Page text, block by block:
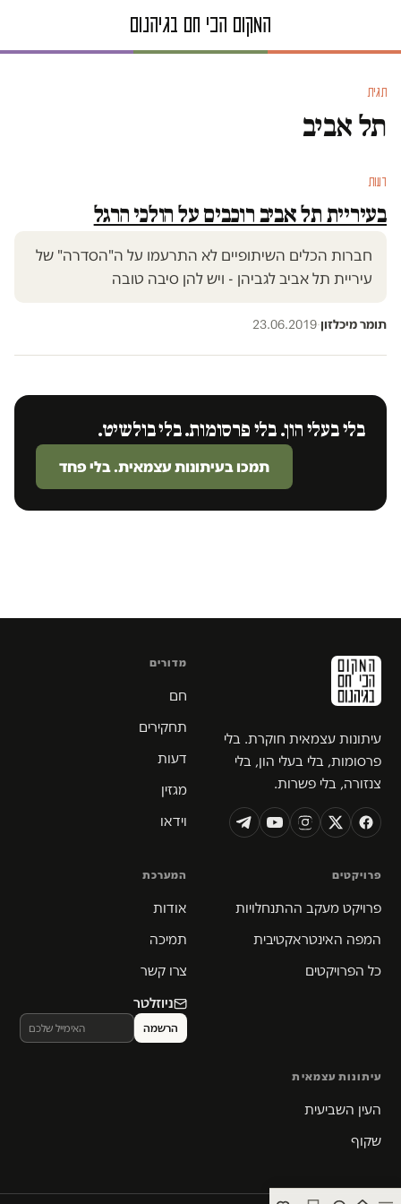
תגית
תל אביב
דעות
בעיריית תל אביב רוכבים על הולכי הרגל
חברות הכלים השיתופיים לא התרעמו על ה"הסדרה" של
עיריית תל אביב לגביהן - ויש להן סיבה טובה
תומר מיכלזון·
23.06.2019
בלי בעלי הון. בלי פרסומות. בלי בולשיט.
תמכו בעיתונות עצמאית. בלי פחד
עיתונות עצמאית חוקרת. בלי
פרסומות, בלי בעלי הון, בלי
צנזורה, בלי פשרות.
מדורים
חם
תחקירים
דעות
מגזין
וידאו
פרויקטים
פרויקט מעקב ההתנחלויות
המפה האינטראקטיבית
כל הפרויקטים
המערכת
אודות
תמיכה
צרו קשר
ניוזלטר
עיתונות עצמאית
העין השביעית
שקוף